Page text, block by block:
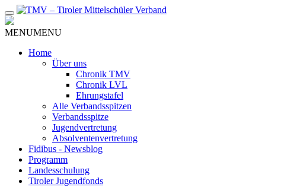
Zum
Inhalt
MENUMENU
Home
Über uns
Chronik TMV
Chronik LVL
Ehrungstafel
Alle Verbandsspitzen
Verbandsspitze
Jugendvertretung
Absolventenvertretung
Fidibus - Newsblog
Programm
Landesschulung
Tiroler Jugendfonds